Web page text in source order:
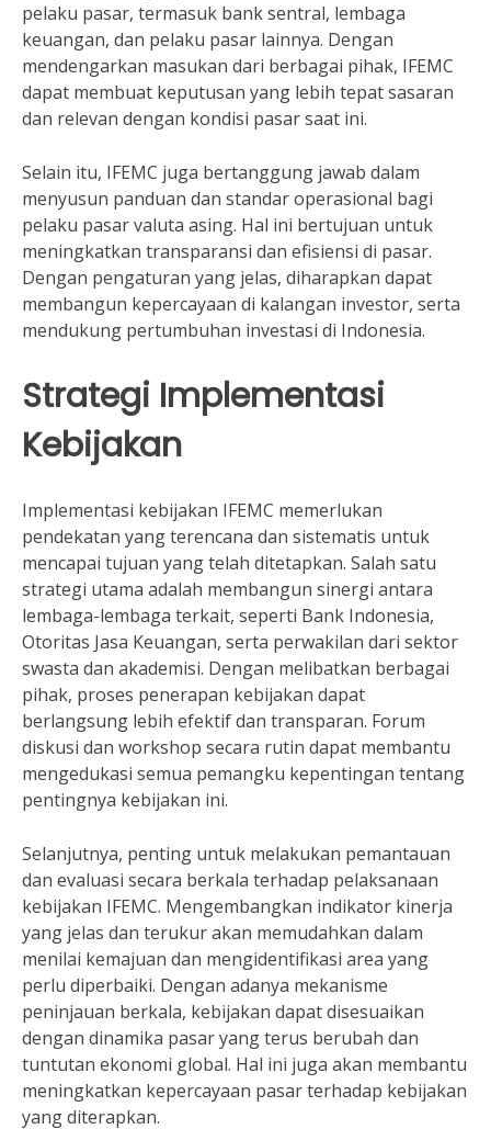
pelaku pasar, termasuk bank sentral, lembaga
keuangan, dan pelaku pasar lainnya. Dengan
mendengarkan masukan dari berbagai pihak, IFEMC
dapat membuat keputusan yang lebih tepat sasaran
dan relevan dengan kondisi pasar saat ini.
Selain itu, IFEMC juga bertanggung jawab dalam
menyusun panduan dan standar operasional bagi
pelaku pasar valuta asing. Hal ini bertujuan untuk
meningkatkan transparansi dan efisiensi di pasar.
Dengan pengaturan yang jelas, diharapkan dapat
membangun kepercayaan di kalangan investor, serta
mendukung pertumbuhan investasi di Indonesia.
Strategi Implementasi
Kebijakan
Implementasi kebijakan IFEMC memerlukan
pendekatan yang terencana dan sistematis untuk
mencapai tujuan yang telah ditetapkan. Salah satu
strategi utama adalah membangun sinergi antara
lembaga-lembaga terkait, seperti Bank Indonesia,
Otoritas Jasa Keuangan, serta perwakilan dari sektor
swasta dan akademisi. Dengan melibatkan berbagai
pihak, proses penerapan kebijakan dapat
berlangsung lebih efektif dan transparan. Forum
diskusi dan workshop secara rutin dapat membantu
mengedukasi semua pemangku kepentingan tentang
pentingnya kebijakan ini.
Selanjutnya, penting untuk melakukan pemantauan
dan evaluasi secara berkala terhadap pelaksanaan
kebijakan IFEMC. Mengembangkan indikator kinerja
yang jelas dan terukur akan memudahkan dalam
menilai kemajuan dan mengidentifikasi area yang
perlu diperbaiki. Dengan adanya mekanisme
peninjauan berkala, kebijakan dapat disesuaikan
dengan dinamika pasar yang terus berubah dan
tuntutan ekonomi global. Hal ini juga akan membantu
meningkatkan kepercayaan pasar terhadap kebijakan
yang diterapkan.